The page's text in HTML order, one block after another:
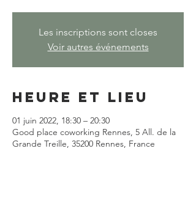
Les inscriptions sont closes
Voir autres événements
Heure et lieu
01 juin 2022, 18:30 – 20:30
Good place coworking Rennes, 5 All. de la
Grande Treille, 35200 Rennes, France